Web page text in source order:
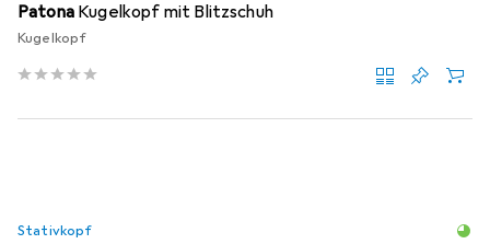
Patona Kugelkopf mit Blitzschuh
Kugelkopf
Stativkopf